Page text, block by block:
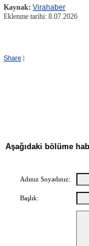
Kaynak: Virahaber
Eklenme tarihi: 8.07.2026
Share |
Aşağıdaki bölüme
Adınız Soyadınız:
Başlık: